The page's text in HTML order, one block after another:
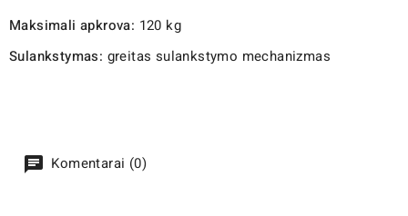
Maksimali apkrova: 120 kg
Sulankstymas: greitas sulankstymo mechanizmas
Komentarai (0)